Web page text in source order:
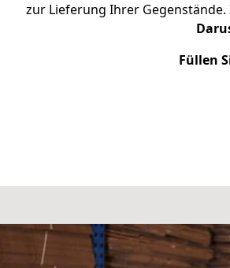
zur Lieferung Ihrer
Füllen